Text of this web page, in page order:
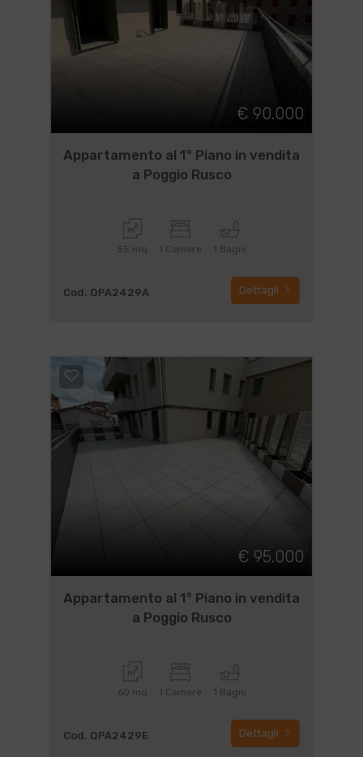
€ 90.000
Appartamento al 1° Piano in vendita
a Poggio Rusco
55 mq 1 Camere 1 Bagni
Cod. QPA2429A Dettagli
€ 95.000
Appartamento al 1° Piano in vendita
a Poggio Rusco
60 mq 1 Camere 1 Bagni
Cod. QPA2429E Dettagli